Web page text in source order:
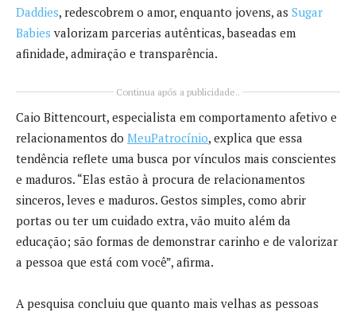
Daddies, redescobrem o amor, enquanto jovens, as Sugar
Babies valorizam parcerias autênticas, baseadas em
afinidade, admiração e transparência.
Continua após a publicidade..
Caio Bittencourt, especialista em comportamento afetivo e
relacionamentos do MeuPatrocínio, explica que essa
tendência reflete uma busca por vínculos mais conscientes
e maduros. “Elas estão à procura de relacionamentos
sinceros, leves e maduros. Gestos simples, como abrir
portas ou ter um cuidado extra, vão muito além da
educação; são formas de demonstrar carinho e de valorizar
a pessoa que está com você”, afirma.
A pesquisa concluiu que quanto mais velhas as pessoas